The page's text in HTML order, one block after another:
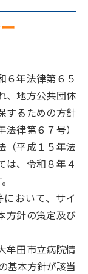
６年法律第６５
、地方公共団体
するための方針
律第６７号）
（平成１５年法
は、令和８年４
おいて、サイ
方針の策定及び
牟田市立病院情
基本方針が該当